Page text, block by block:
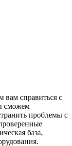
справиться с
сможем
проблемы с
база,